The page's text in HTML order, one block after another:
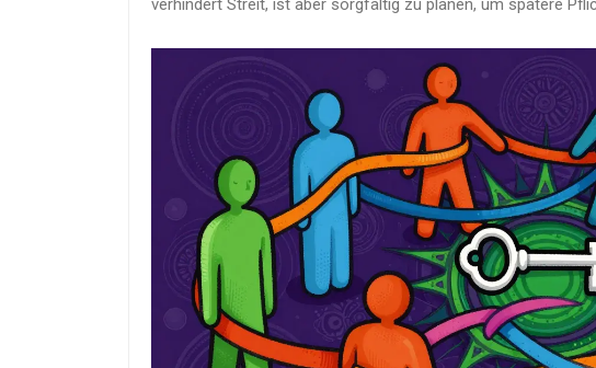
verhindert Streit, ist aber sorgfältig zu planen, um spätere